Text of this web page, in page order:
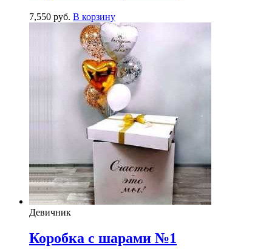
7,550 руб. В корзину
Девичник
Коробка с шарами №1